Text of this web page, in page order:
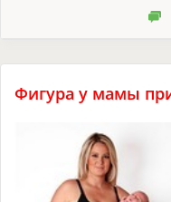
Фигура у мамы